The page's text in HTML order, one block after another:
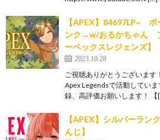
【APEX】84697LP~
ンク→w/おるかちゃん
ーペックスレジェンズ】
2023.10.28
ご視聴ありがとうございます
Apex Legendsで活動してい
録、高評価お願いします！
【APEX】シルバーラン
んじ】